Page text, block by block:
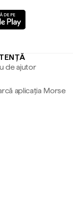
de ajutor
aplicația Morse